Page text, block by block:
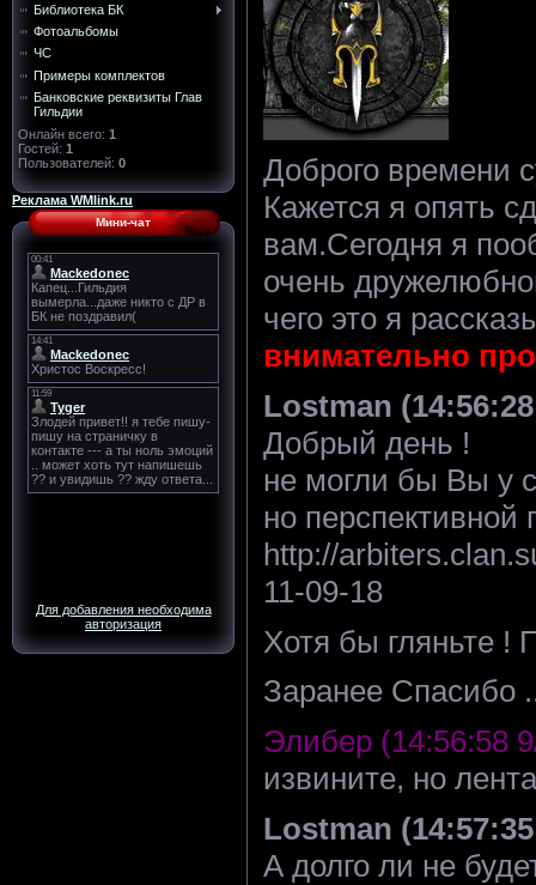
Библиотека БК
Фотоальбомы
ЧС
Примеры комплектов
Банковские реквизиты Глав
Гильдии
Онлайн всего: 1
Гостей: 1
Пользователей: 0
Реклама WMlink.ru
Мини-чат
Для добавления необходима
авторизация
Доброго времени
Кажется я опять
вам.Сегодня я
очень
чего это я
внимательно
Lostman
Добрый день !
не могли бы Вы у
но перспективной
http://
11-09-18
Хотя бы гляньте !
Заранее Спасибо
Элибер (14:56:58
извините, но
Lostman
А долго ли не